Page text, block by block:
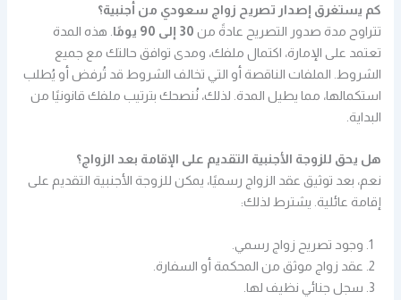
كم يستغرق إصدار تصريح زواج سعودي من أجنبية؟
تتراوح مدة صدور التصريح عادةً من 30 إلى 90 يومًا
. هذه المدة
تعتمد على الإمارة، اكتمال ملفك، ومدى توافق حالتك مع جميع
الشروط. الملفات الناقصة أو التي تخالف الشروط قد تُرفض أو يُطلب
استكمالها، مما يطيل المدة. لذلك، نُنصحك بترتيب ملفك قانونيًا من
البداية.
هل يحق للزوجة الأجنبية التقديم على الإقامة بعد الزواج؟
نعم، بعد توثيق عقد الزواج رسميًا، يمكن للزوجة الأجنبية التقديم على
إقامة عائلية. يشترط لذلك:
وجود تصريح زواج رسمي.
عقد زواج موثق من المحكمة أو السفارة.
سجل جنائي نظيف لها.